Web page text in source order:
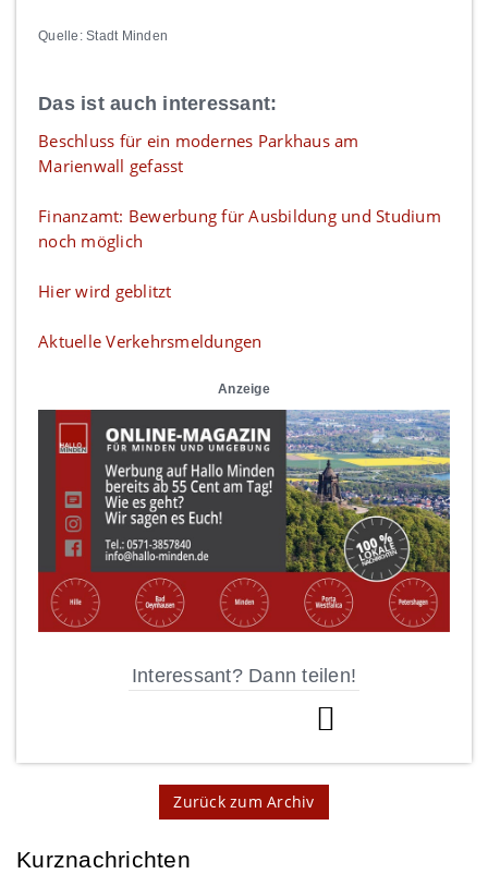
Quelle: Stadt Minden
Das ist auch interessant:
Beschluss für ein modernes Parkhaus am
Marienwall gefasst
Finanzamt: Bewerbung für Ausbildung und Studium
noch möglich
Hier wird geblitzt
Aktuelle Verkehrsmeldungen
Anzeige
Interessant? Dann teilen!
Zurück zum Archiv
Kurznachrichten